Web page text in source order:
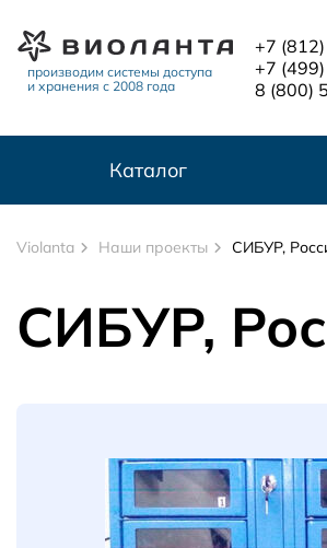
производим системы доступа
и хранения с 2008 года
+7
+7
8 (800)
Каталог
Violanta Наши проекты СИБУР,
СИБУР,